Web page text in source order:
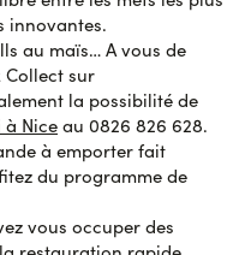
rapidement.
AVIS SOUMIS À UN CONTRÔLE
Afficher l'attestation de confiance
innovantes.
au maïs… A vous de
Collect sur
la possibilité de
Nice au 0826 826 628.
à emporter fait
du programme de
vous occuper des